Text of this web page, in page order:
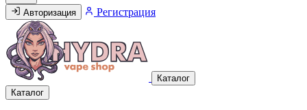
Авторизация Регистрация
Каталог
Каталог